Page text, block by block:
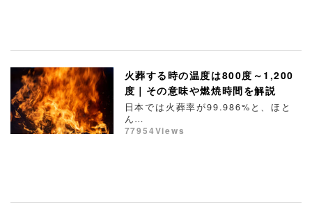
火葬する時の温度は800度～1,200
度｜その意味や燃焼時間を解説
日本では火葬率が99.986%と、ほと
ん…
77954Views